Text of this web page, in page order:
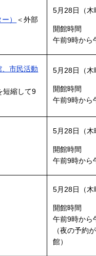
）
＜外部
5月28日（木
開館時間
午前9時から
市民活動
短縮して9
5月28日（木
開館時間
午前9時から
5月28日（木
開館時間
午前9時から
5月28日（木
開館時間
午前9時から
（夜の予約
館）